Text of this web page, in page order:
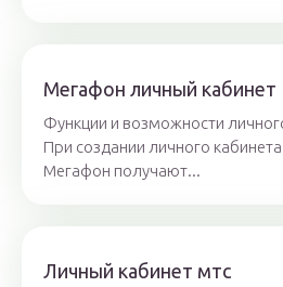
Мегафон личный кабинет
Функции и возможности
При создании личного
Мегафон получают...
Личный кабинет мтс